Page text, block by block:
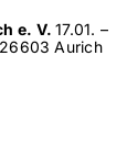
e. V.17.01. –
Aurich